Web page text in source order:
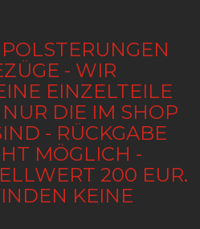
- WIR
EINZELTEILE
DIE IM SHOP
- RÜCKGABE
MÖGLICH -
200 EUR.
KEINE